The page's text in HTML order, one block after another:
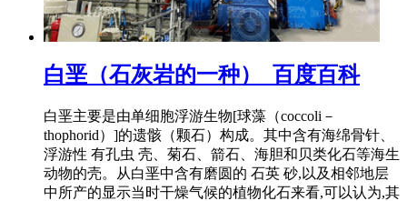
白垩（石灰岩的一种）_百度百科
白垩主要是由单细胞浮游生物[球藻（coccoli－
thophorid）]的遗骸（颗石）构成。其中含有海绵骨针、
浮游性 有孔虫 壳、菊石、箭石、海胆和贝类化石等海生
动物的壳。从白垩中含有磨圆的 石英 砂,以及相邻地层
中所产的显示当时干燥气候的植物化石来看,可以认为,其